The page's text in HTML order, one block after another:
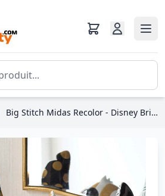
Big Stitch Midas Recolor - Disney Britto